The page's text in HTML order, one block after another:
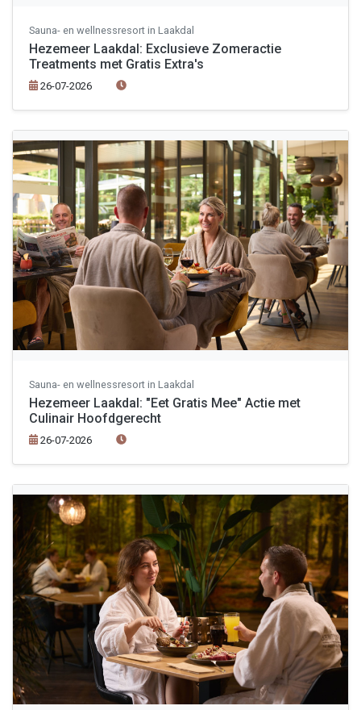
Sauna- en wellnessresort in Laakdal
Hezemeer Laakdal: Exclusieve Zomeractie
Treatments met Gratis Extra's
26-07-2026
Sauna- en wellnessresort in Laakdal
Hezemeer Laakdal: "Eet Gratis Mee" Actie met
Culinair Hoofdgerecht
26-07-2026